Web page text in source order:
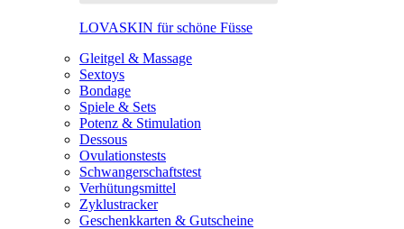
LOVASKIN für schöne Füsse
Gleitgel & Massage
Sextoys
Bondage
Spiele & Sets
Potenz & Stimulation
Dessous
Ovulationstests
Schwangerschaftstest
Verhütungsmittel
Zyklustracker
Geschenkkarten & Gutscheine